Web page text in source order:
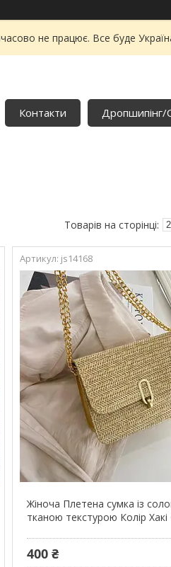
не працює. Все буде
Контакти Дропшипінг/
js14168
Жіноча Плетена сумка із
тканою текстурою Колір Хакі
400 ₴